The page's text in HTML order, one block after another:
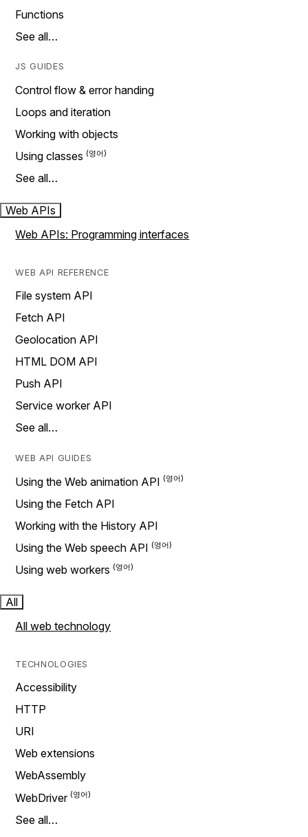
Functions
See all…
JS GUIDES
Control flow & error handing
Loops and iteration
Working with objects
Using classes
See all…
Web APIs
Web APIs: Programming interfaces
WEB API REFERENCE
File system API
Fetch API
Geolocation API
HTML DOM API
Push API
Service worker API
See all…
WEB API GUIDES
Using the Web animation API
Using the Fetch API
Working with the History API
Using the Web speech API
Using web workers
All
All web technology
TECHNOLOGIES
Accessibility
HTTP
URI
Web extensions
WebAssembly
WebDriver
See all…